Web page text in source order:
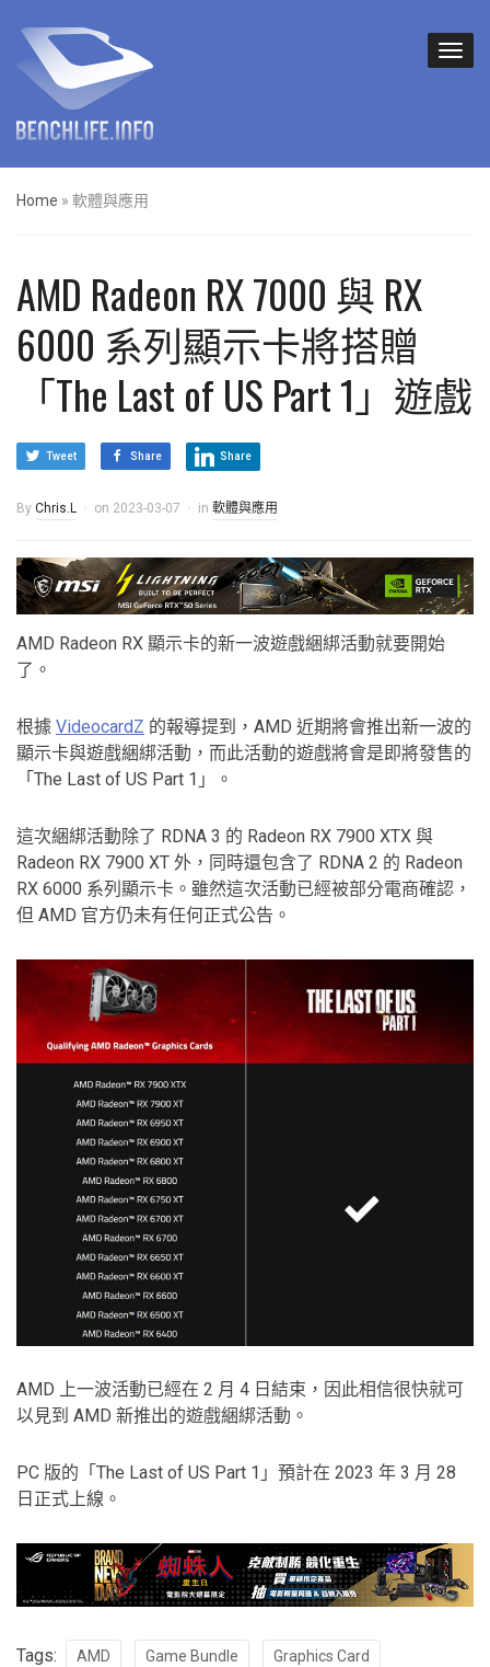
Home » 軟體與應用
AMD Radeon RX 7000 與 RX
6000 系列顯示卡將搭贈
「The Last of US Part 1」遊戲
Tweet Share Share
By Chris.L on 2023-03-07 in 軟體與應用
AMD Radeon RX 顯示卡的新一波遊戲綑綁活動就要開始
了。
根據 VideocardZ 的報導提到，AMD 近期將會推出新一波的
顯示卡與遊戲綑綁活動，而此活動的遊戲將會是即將發售的
「The Last of US Part 1」。
這次綑綁活動除了 RDNA 3 的 Radeon RX 7900 XTX 與
Radeon RX 7900 XT 外，同時還包含了 RDNA 2 的 Radeon
RX 6000 系列顯示卡。雖然這次活動已經被部分電商確認，
但 AMD 官方仍未有任何正式公告。
AMD 上一波活動已經在 2 月 4 日結束，因此相信很快就可
以見到 AMD 新推出的遊戲綑綁活動。
PC 版的「The Last of US Part 1」預計在 2023 年 3 月 28
日正式上線。
Tags: AMD Game Bundle
Graphics Card